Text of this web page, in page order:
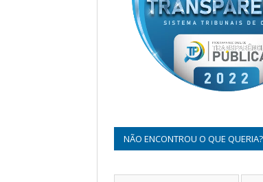
NÃO ENCONTROU O QUE QUERIA?